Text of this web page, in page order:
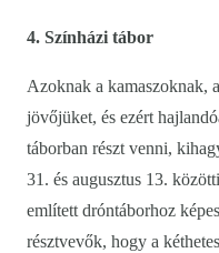
4. Színházi tábor
Azoknak a kamaszoknak,
jövőjüket, és ezért
táborban részt venni,
31. és augusztus 13.
említett dróntáborhoz
résztvevők, hogy a